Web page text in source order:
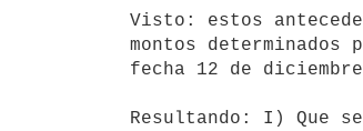
Visto: estos
montos
fecha 12 de
Resultando: I) Que